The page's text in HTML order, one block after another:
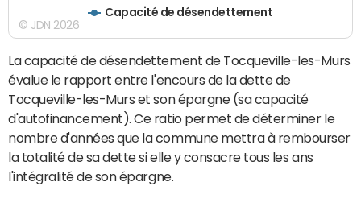
Capacité de désendettement
© JDN 2026
La capacité de désendettement de Tocqueville-les-Murs
évalue le rapport entre l'encours de la dette de
Tocqueville-les-Murs et son épargne (sa capacité
d'autofinancement). Ce ratio permet de déterminer le
nombre d'années que la commune mettra à rembourser
la totalité de sa dette si elle y consacre tous les ans
l'intégralité de son épargne.